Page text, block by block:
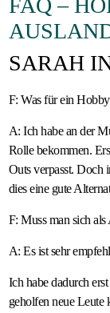
FAQ –
SARAH
F: Was für ein
A: Ich habe an der
Rolle bekommen.
Outs verpasst. Doch
dies eine gute
F: Muss man sich
A: Es ist sehr
Ich habe dadurch
geholfen neue Leute